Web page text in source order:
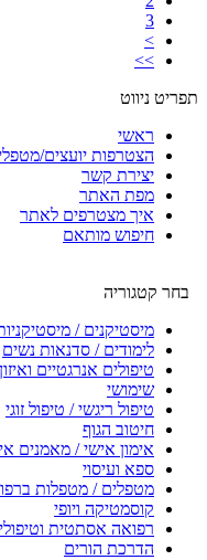
3
>
>>
תפריט ניווט
ראשי
הצטרפות יועצים/
יצירת קשר
מפת האתר
איך מצטרפים לאתר
חיפוש מותאם
בחר קטגוריה
מיסטיקנים /
לימודים / סדנאות נשים
טיפולים אנרגטיים
שימושי
טיפול ריגשי / טיפול זוגי
חיטוב הגוף
אימון אישי / מאמנים
ספא ועיסוי
מטפלים / מטפלות
קוסמטיקה ויופי
רפואה אסתטית
הדרכת הורים